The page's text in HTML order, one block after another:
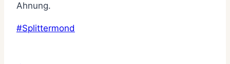
Ahnung.
Schlagworte:
#Splittermond